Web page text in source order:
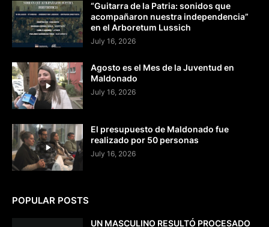
“Guitarra de la Patria: sonidos que
acompañaron nuestra independencia”
en el Arboretum Lussich
July 16, 2026
Agosto es el Mes de la Juventud en
Maldonado
July 16, 2026
El presupuesto de Maldonado fue
realizado por 50 personas
July 16, 2026
POPULAR POSTS
UN MASCULINO RESULTÓ PROCESADO